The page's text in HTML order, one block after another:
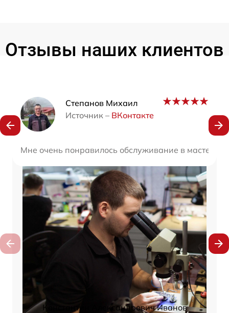
Отзывы наших клиентов
Степанов Михаил
Источник – ВКонтакте
Мне очень понравилось обслуживание в
Наши мастера
Константин Александрович Иванов